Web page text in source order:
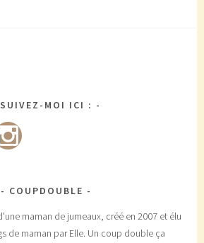
SUIVEZ-MOI ICI :
COUPDOUBLE
maman de jumeaux, créé en 2007 et élu
de maman par Elle. Un coup double ça